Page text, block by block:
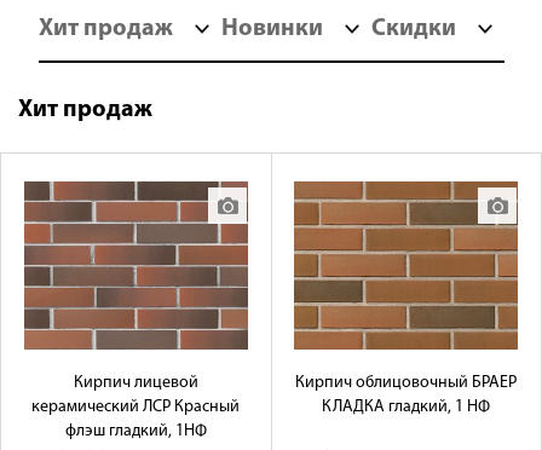
Хит продаж Новинки Скидки
Хит продаж
Кирпич лицевой
керамический ЛСР Красный
флэш гладкий, 1НФ
Кирпич облицовочный БРАЕР
КЛАДКА гладкий, 1 НФ